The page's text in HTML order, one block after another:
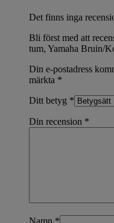
Det finns inga
Bli först med att
tum, Yamaha Bruin/
Din e-postadress
märkta *
Ditt betyg *
Din recension *
Namn *